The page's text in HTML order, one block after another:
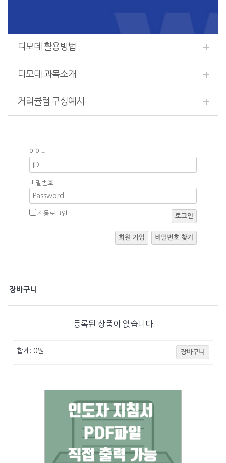
디모데 활용방법
디모데 과목소개
커리큘럼 구성예시
아이디
비밀번호
자동로그인 로그인
회원 가입 비밀번호 찾기
장바구니
등록된 상품이 없습니다
합계: 0원 장바구니